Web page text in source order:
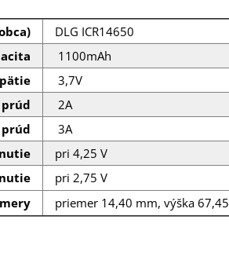
DLG ICR14650
1100mAh
3,7V
2A
3A
pri 4,25 V
pri 2,75 V
priemer 14,40 mm, výška